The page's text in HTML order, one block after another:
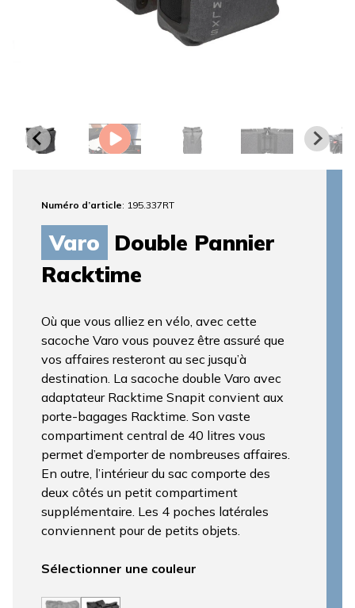
Numéro d’article: 195.337RT
Varo
Double Pannier
Racktime
Où que vous alliez en vélo, avec cette
sacoche Varo vous pouvez être assuré que
vos affaires resteront au sec jusqu’à
destination. La sacoche double Varo avec
adaptateur Racktime Snapit convient aux
porte-bagages Racktime. Son vaste
compartiment central de 40 litres vous
permet d’emporter de nombreuses affaires.
En outre, l’intérieur du sac comporte des
deux côtés un petit compartiment
supplémentaire. Les 4 poches latérales
conviennent pour de petits objets.
Sélectionner une couleur